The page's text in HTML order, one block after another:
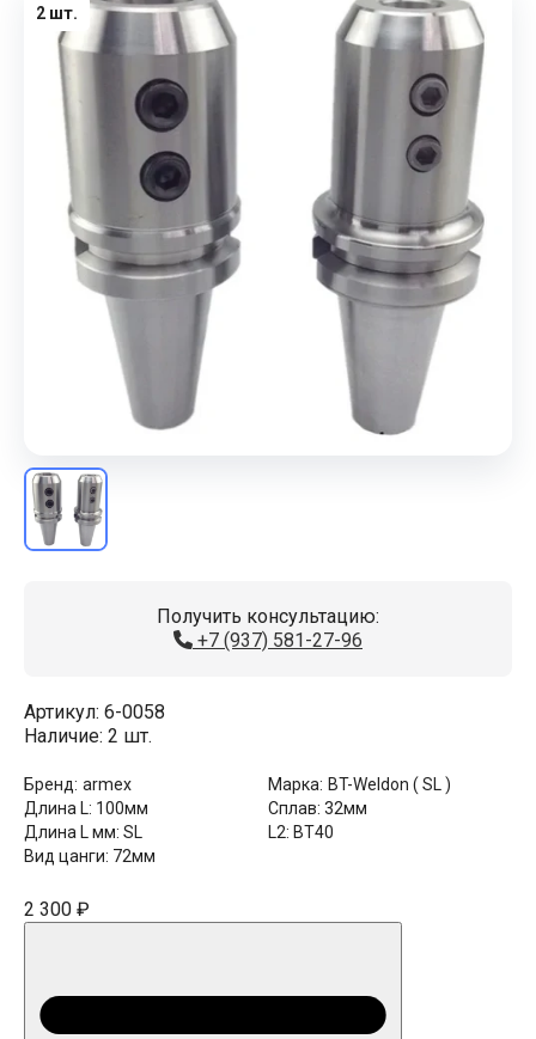
2 шт.
Получить консультацию:
+7 (937) 581-27-96
Артикул: 6-0058
Наличие: 2 шт.
Бренд: armex Марка: BT-Weldon ( SL )
Длина L: 100мм Сплав: 32мм
Длина L мм: SL L2: BT40
Вид цанги: 72мм
2 300 ₽